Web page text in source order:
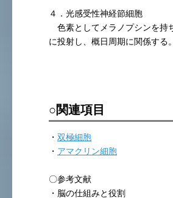
４．光感受性神経節細胞
色素としてメラノプシンを持
に投射し、概日周期に関係する。
○関連項目
・ 双極細胞
・ アマクリン細胞
〇参考文献
・脳の仕組みと役割